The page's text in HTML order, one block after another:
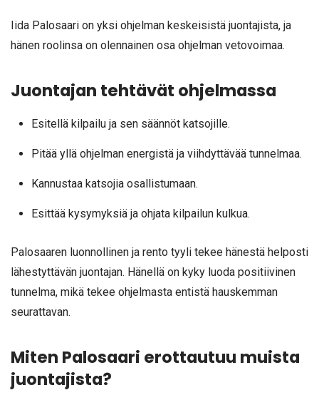
Iida Palosaari on yksi ohjelman keskeisistä juontajista, ja
hänen roolinsa on olennainen osa ohjelman vetovoimaa.
Juontajan tehtävät ohjelmassa
Esitellä kilpailu ja sen säännöt katsojille.
Pitää yllä ohjelman energistä ja viihdyttävää tunnelmaa.
Kannustaa katsojia osallistumaan.
Esittää kysymyksiä ja ohjata kilpailun kulkua.
Palosaaren luonnollinen ja rento tyyli tekee hänestä helposti
lähestyttävän juontajan. Hänellä on kyky luoda positiivinen
tunnelma, mikä tekee ohjelmasta entistä hauskemman
seurattavan.
Miten Palosaari erottautuu muista
juontajista?